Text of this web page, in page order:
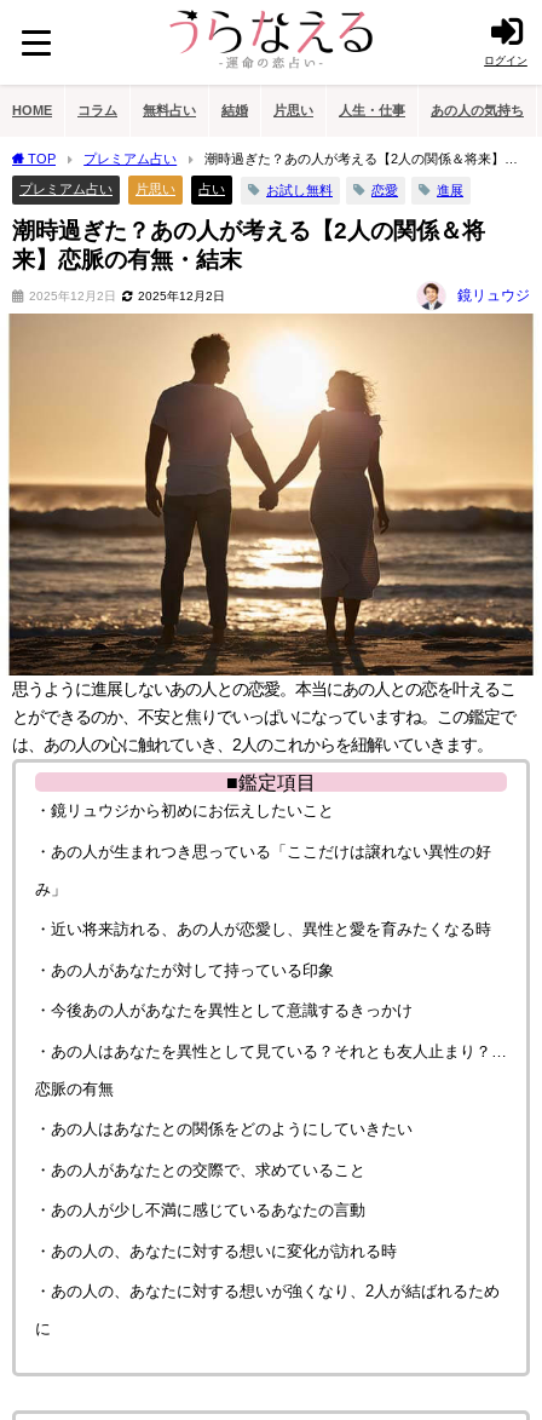
ログイン
HOME コラム 無料占い 結婚 片思い 人生・仕事 あの人の気持ち
TOP プレミアム占い
潮時過ぎた？あの人が考える【2人の関係＆将来】恋
脈の有無・結末
プレミアム占い 片思い 占い お試し無料 恋愛 進展
潮時過ぎた？あの人が考える【2人の関係＆将
来】恋脈の有無・結末
2025年12月2日 2025年12月2日 鏡リュウジ
思うように進展しないあの人との恋愛。本当にあの人との恋を叶えるこ
とができるのか、不安と焦りでいっぱいになっていますね。この鑑定で
は、あの人の心に触れていき、2人のこれからを紐解いていきます。
■鑑定項目
・鏡リュウジから初めにお伝えしたいこと
・あの人が生まれつき思っている「ここだけは譲れない異性の好
み」
・近い将来訪れる、あの人が恋愛し、異性と愛を育みたくなる時
・あの人があなたが対して持っている印象
・今後あの人があなたを異性として意識するきっかけ
・あの人はあなたを異性として見ている？それとも友人止まり？…
恋脈の有無
・あの人はあなたとの関係をどのようにしていきたい
・あの人があなたとの交際で、求めていること
・あの人が少し不満に感じているあなたの言動
・あの人の、あなたに対する想いに変化が訪れる時
・あの人の、あなたに対する想いが強くなり、2人が結ばれるため
に